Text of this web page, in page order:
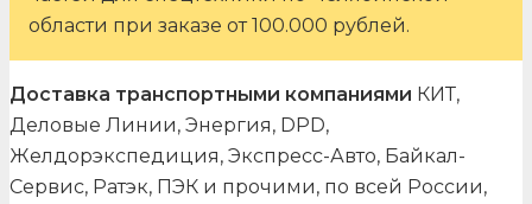
области при заказе от 100.000 рублей.
Доставка транспортными компаниями КИТ,
Деловые Линии, Энергия, DPD,
Желдорэкспедиция, Экспресс-Авто, Байкал-
Сервис, Ратэк, ПЭК и прочими, по всей России,